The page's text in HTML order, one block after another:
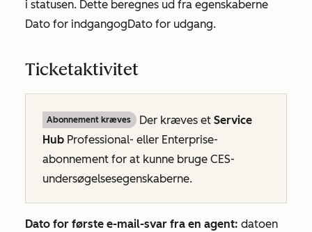
i statusen. Dette beregnes ud fra egenskaberne
Dato for indgangogDato for udgang.
Ticketaktivitet
Abonnement kræves Der kræves et Service
Hub Professional- eller Enterprise-
abonnement for at kunne bruge CES-
undersøgelsesegenskaberne.
Dato for første e-mail-svar fra en agent: datoen